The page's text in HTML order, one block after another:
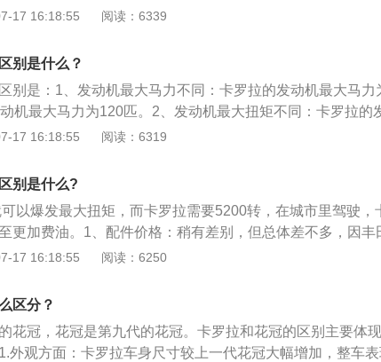
轴距2600mm。2、配置方面：卡罗拉配备HID高亮度大灯；
于卡罗拉优点的扩展资料：1、整车内外做工精巧，质感上
非常和谐，用料精致入时。3、方向盘可四向调整，驾驶座椅
用使用舒适。4、方向盘造型精致，握感舒服，电子助力转
17 16:18:55 阅读：6339
别是什么？
别是：1、发动机最大马力不同：卡罗拉的发动机最大马力
机最大马力为120匹。2、发动机最大扭矩不同：卡罗拉的
牛米；花冠的发动机最大扭矩为152牛米。3、变速箱不同：
油箱容积为50L，驱动方式为前置前驱，前悬挂使用麦弗逊
17 16:18:55 阅读：6319
别是什么?
以爆发最大扭矩，而卡罗拉需要5200转，在城市里驾驶，
更加费油。1、配件价格：稍有差别，但总体差不多，因丰
了质保期也不会有太多质量问题，只要定时保养。2、油耗
由于卡罗拉和花冠的发动机是一款，保养价格也完全一样。5
时尚，而花冠EX则外观过于中庸老气。6、车身：卡罗拉作
和悬架在内，除车身宽增加了55毫米，过弯性能更好一点
17 16:18:55 阅读：6250
区分？
花冠，花冠是第九代的花冠。卡罗拉和花冠的区别主要体
外观方面：卡罗拉车身尺寸较上一代花冠大幅增加，整车